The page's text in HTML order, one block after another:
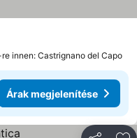
innen: Castrignano del Capo
Árak megjelenítése